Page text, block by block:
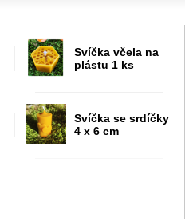
Svíčka včela na
plástu 1 ks
Svíčka se srdíčky
4 x 6 cm